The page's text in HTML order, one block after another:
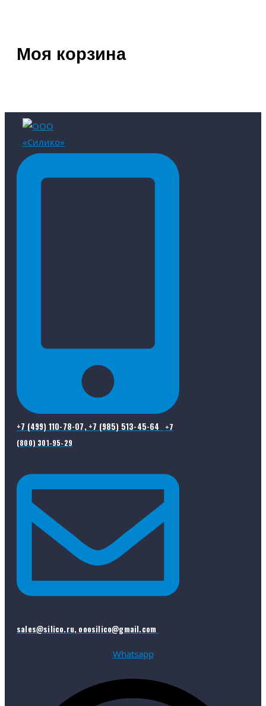
Моя корзина
+7 (499) 110-78-07, +7 (985) 513-45-64
+7
(800) 301-95-29
sales@silico.ru, ooosilico@gmail.com
Whatsapp